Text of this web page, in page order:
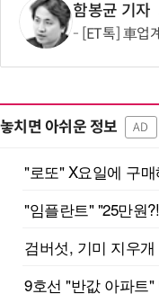
함봉균 기자
[ET톡] 車업
놓치면 아쉬운 정보 AD